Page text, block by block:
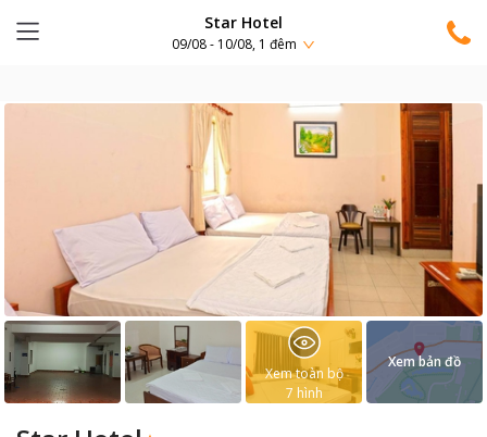
Star Hotel
09/08 - 10/08, 1 đêm
Xem toàn bộ
7 hình
Xem bản đồ